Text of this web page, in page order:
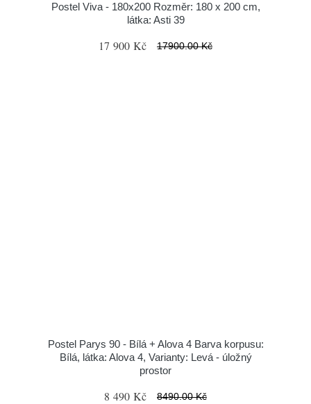
Postel Viva - 180x200 Rozměr: 180 x 200 cm,
látka: Asti 39
17 900 Kč 17900.00 Kč
Postel Parys 90 - Bílá + Alova 4 Barva korpusu:
Bílá, látka: Alova 4, Varianty: Levá - úložný
prostor
8 490 Kč 8490.00 Kč